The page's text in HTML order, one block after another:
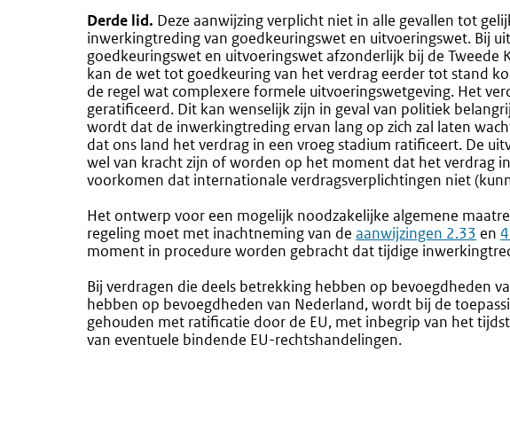
Derde lid. Deze aanwijzing verplicht niet in alle gevallen tot
inwerkingtreding van goedkeuringswet en uitvoeringswet. Bij
goedkeuringswet en uitvoeringswet afzonderlijk bij de Tweede
kan de wet tot goedkeuring van het verdrag eerder tot stand
de regel wat complexere formele uitvoeringswetgeving. Het
geratificeerd. Dit kan wenselijk zijn in geval van politiek
wordt dat de inwerkingtreding ervan lang op zich zal laten
dat ons land het verdrag in een vroeg stadium ratificeert. De
wel van kracht zijn of worden op het moment dat het verdrag
voorkomen dat internationale verdragsverplichtingen niet
Het ontwerp voor een mogelijk noodzakelijke algemene
regeling moet met inachtneming van de aanwijzingen 2.33 en
moment in procedure worden gebracht dat tijdige
Bij verdragen die deels betrekking hebben op bevoegdheden
hebben op bevoegdheden van Nederland, wordt bij de
gehouden met ratificatie door de EU, met inbegrip van het
van eventuele bindende EU-rechtshandelingen.